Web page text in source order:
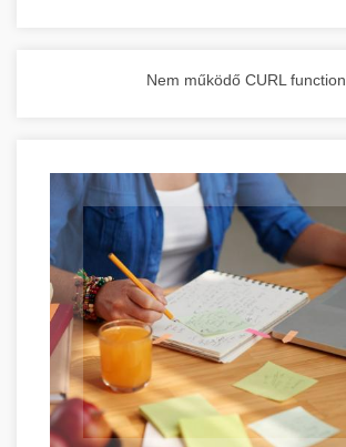
Nem működő CURL function.